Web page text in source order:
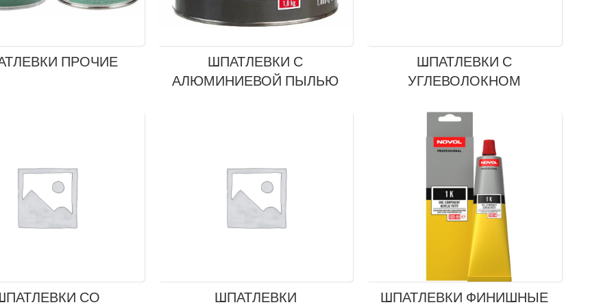
ПРОЧИЕ
ШПАТЛЕВКИ С
АЛЮМИНИЕВОЙ ПЫЛЬЮ
ШПАТЛЕВКИ С
УГЛЕВОЛОКНОМ
СО ШПАТЛЕВКИ ШПАТЛЕВКИ ФИНИШНЫЕ